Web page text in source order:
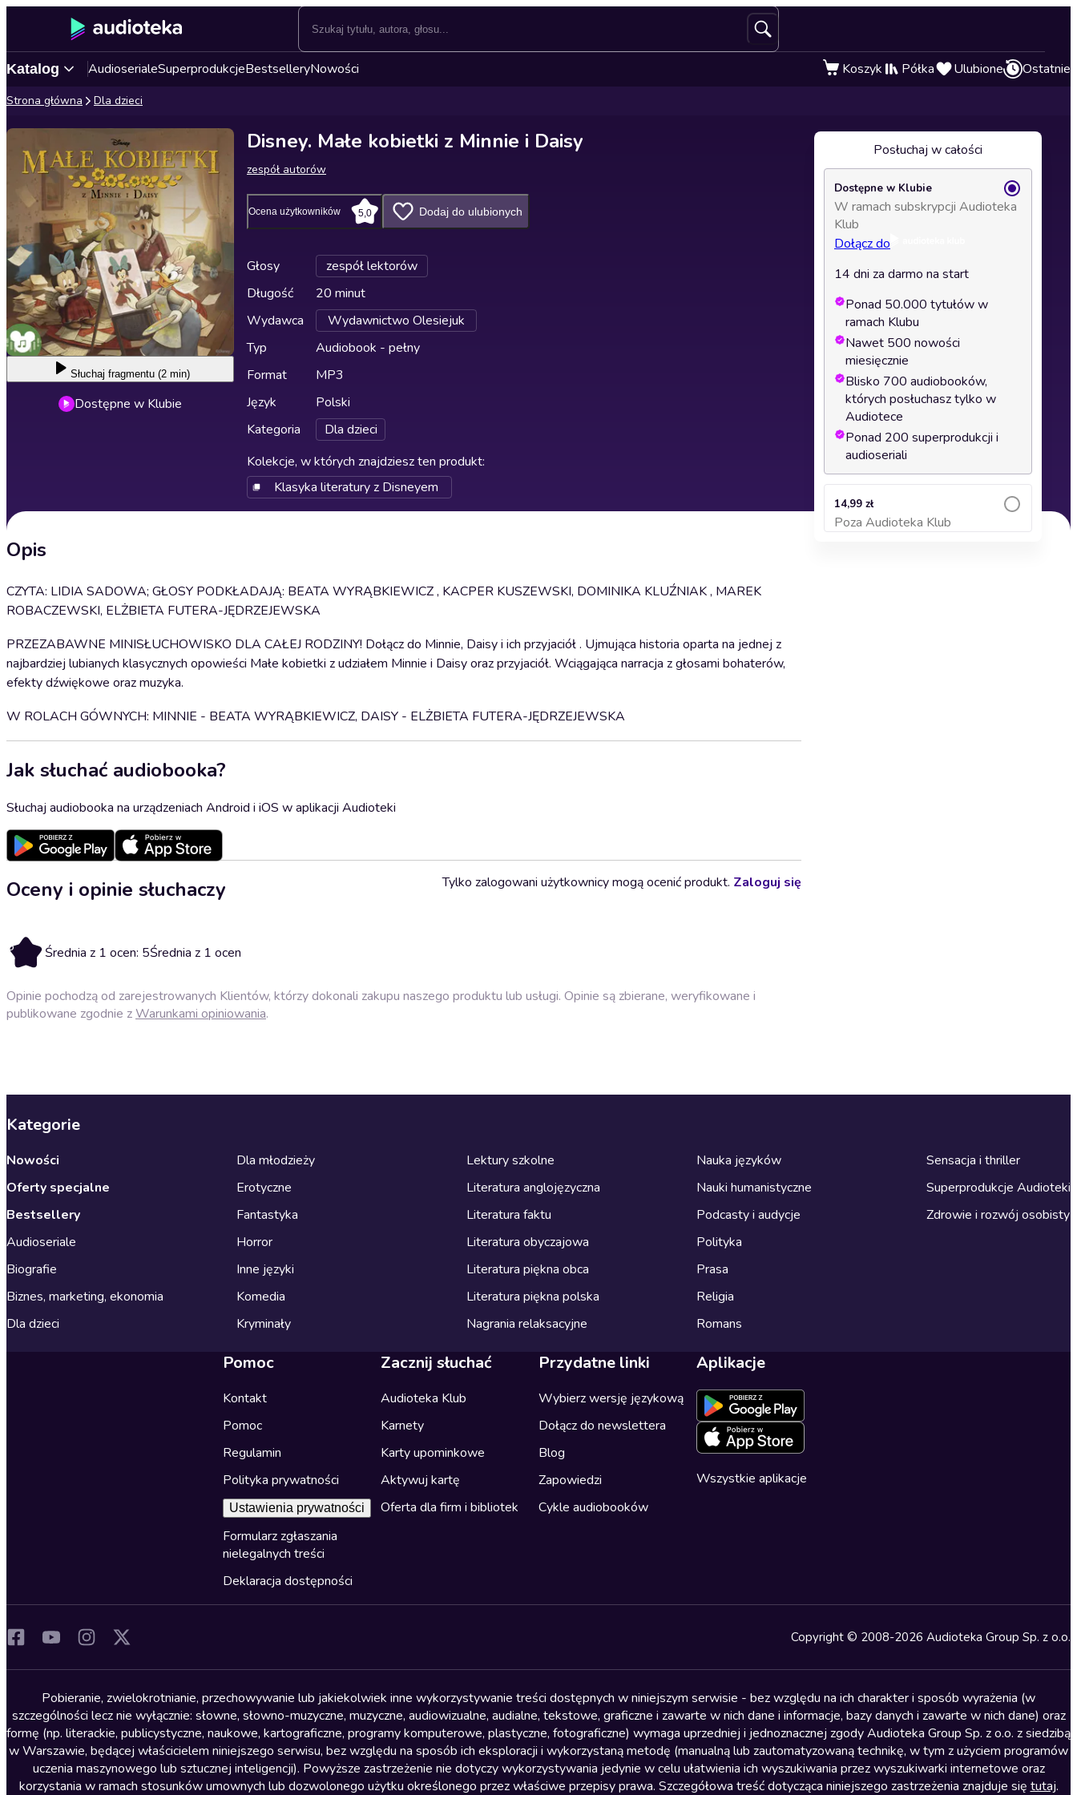
Katalog AudioserialeSuperprodukcjeBestselleryNowości Koszyk Półka Ulubione Ostatnie
Strona główna Dla dzieci
Słuchaj fragmentu (2 min)
Dostępne w Klubie
Disney. Małe kobietki z Minnie i Daisy
zespół autorów
Ocena użytkowników 5,0 Dodaj do ulubionych
Głosy
zespół lektorów
Długość
20 minut
Wydawca
Wydawnictwo Olesiejuk
Typ
Audiobook - pełny
Format
MP3
Język
Polski
Kategoria
Dla dzieci
Kolekcje, w których znajdziesz ten produkt:
Klasyka literatury z Disneyem
Opis
CZYTA: LIDIA SADOWA; GŁOSY PODKŁADAJĄ: BEATA WYRĄBKIEWICZ , KACPER KUSZEWSKI, DOMINIKA KLUŹNIAK , MAREK
ROBACZEWSKI, ELŻBIETA FUTERA-JĘDRZEJEWSKA
PRZEZABAWNE MINISŁUCHOWISKO DLA CAŁEJ RODZINY! Dołącz do Minnie, Daisy i ich przyjaciół . Ujmująca historia oparta na jednej z
najbardziej lubianych klasycznych opowieści Małe kobietki z udziałem Minnie i Daisy oraz przyjaciół. Wciągająca narracja z głosami bohaterów,
efekty dźwiękowe oraz muzyka.
W ROLACH GÓWNYCH: MINNIE - BEATA WYRĄBKIEWICZ, DAISY - ELŻBIETA FUTERA-JĘDRZEJEWSKA
Jak słuchać audiobooka?
Słuchaj audiobooka na urządzeniach Android i iOS w aplikacji Audioteki
Oceny i opinie słuchaczy
5 Średnia z 1 ocen: 5Średnia z 1 ocen
Tylko zalogowani użytkownicy mogą ocenić produkt. Zaloguj się
Opinie pochodzą od zarejestrowanych Klientów, którzy dokonali zakupu naszego produktu lub usługi. Opinie są zbierane, weryfikowane i
publikowane zgodnie zWarunkami opiniowania.
Posłuchaj w całości
Dostępne w Klubie
W ramach subskrypcji Audioteka
Klub
Dołącz do
14 dni za darmo na start
Ponad 50.000 tytułów w
ramach Klubu
Nawet 500 nowości
miesięcznie
Blisko 700 audiobooków,
których posłuchasz tylko w
Audiotece
Ponad 200 superprodukcji i
audioseriali
14,99 zł
Poza Audioteka Klub
Dodaj do koszyka
Kategorie
Nowości
Oferty specjalne
Bestsellery
Audioseriale
Biografie
Biznes, marketing, ekonomia
Dla dzieci
Dla młodzieży
Erotyczne
Fantastyka
Horror
Inne języki
Komedia
Kryminały
Lektury szkolne
Literatura anglojęzyczna
Literatura faktu
Literatura obyczajowa
Literatura piękna obca
Literatura piękna polska
Nagrania relaksacyjne
Nauka języków
Nauki humanistyczne
Podcasty i audycje
Polityka
Prasa
Religia
Romans
Sensacja i thriller
Superprodukcje Audioteki
Zdrowie i rozwój osobisty
Pomoc
Kontakt
Pomoc
Regulamin
Polityka prywatności
Ustawienia prywatności
Formularz zgłaszania
nielegalnych treści
Deklaracja dostępności
Zacznij słuchać
Audioteka Klub
Karnety
Karty upominkowe
Aktywuj kartę
Oferta dla firm i bibliotek
Przydatne linki
Wybierz wersję językową
Dołącz do newslettera
Blog
Zapowiedzi
Cykle audiobooków
Aplikacje
Wszystkie aplikacje
Copyright © 2008-2026 Audioteka Group Sp. z o.o.
Pobieranie, zwielokrotnianie, przechowywanie lub jakiekolwiek inne wykorzystywanie treści dostępnych w niniejszym serwisie - bez względu na ich charakter i sposób wyrażenia (w
szczególności lecz nie wyłącznie: słowne, słowno-muzyczne, muzyczne, audiowizualne, audialne, tekstowe, graficzne i zawarte w nich dane i informacje, bazy danych i zawarte w nich dane) oraz
formę (np. literackie, publicystyczne, naukowe, kartograficzne, programy komputerowe, plastyczne, fotograficzne) wymaga uprzedniej i jednoznacznej zgody Audioteka Group Sp. z o.o. z siedzibą
w Warszawie, będącej właścicielem niniejszego serwisu, bez względu na sposób ich eksploracji i wykorzystaną metodę (manualną lub zautomatyzowaną technikę, w tym z użyciem programów
uczenia maszynowego lub sztucznej inteligencji). Powyższe zastrzeżenie nie dotyczy wykorzystywania jedynie w celu ułatwienia ich wyszukiwania przez wyszukiwarki internetowe oraz
korzystania w ramach stosunków umownych lub dozwolonego użytku określonego przez właściwe przepisy prawa. Szczegółowa treść dotycząca niniejszego zastrzeżenia znajduje się tutaj.